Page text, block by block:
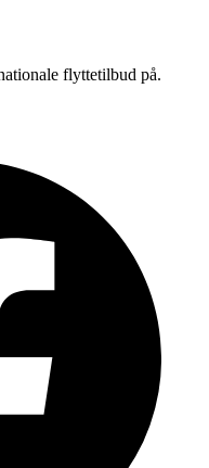
flyttetilbud på.